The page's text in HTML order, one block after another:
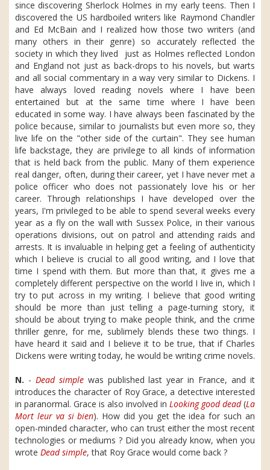
since discovering Sherlock Holmes in my early teens. Then I
discovered the US hardboiled writers like Raymond Chandler
and Ed McBain and I realized how those two writers (and
many others in their genre) so accurately reflected the
society in which they lived ­ just as Holmes reflected London
and England not just as back-drops to his novels, but warts
and all social commentary in a way very similar to Dickens. I
have always loved reading novels where I have been
entertained but at the same time where I have been
educated in some way. I have always been fascinated by the
police because, similar to journalists but even more so, they
live life on the "other side of the curtain". They see human
life backstage, they are privilege to all kinds of information
that is held back from the public. Many of them experience
real danger, often, during their career, yet I have never met a
police officer who does not passionately love his or her
career. Through relationships I have developed over the
years, I'm privileged to be able to spend several weeks every
year as a fly on the wall with Sussex Police, in their various
operations divisions, out on patrol and attending raids and
arrests. It is invaluable in helping get a feeling of authenticity
which I believe is crucial to all good writing, and I love that
time I spend with them. But more than that, it gives me a
completely different perspective on the world I live in, which I
try to put across in my writing. I believe that good writing
should be more than just telling a page-turning story, it
should be about trying to make people think, and the crime
thriller genre, for me, sublimely blends these two things. I
have heard it said and I believe it to be true, that if Charles
Dickens were writing today, he would be writing crime novels.
N. - Dead simplewas published last year in France, and it
introduces the character of Roy Grace, a detective interested
in paranormal. Grace is also involved in Looking good dead(La
Mort leur va si bien). How did you get the idea for such an
open-minded character, who can trust either the most recent
technologies or mediums ? Did you already know, when you
wrote Dead simple, that Roy Grace would come back ?